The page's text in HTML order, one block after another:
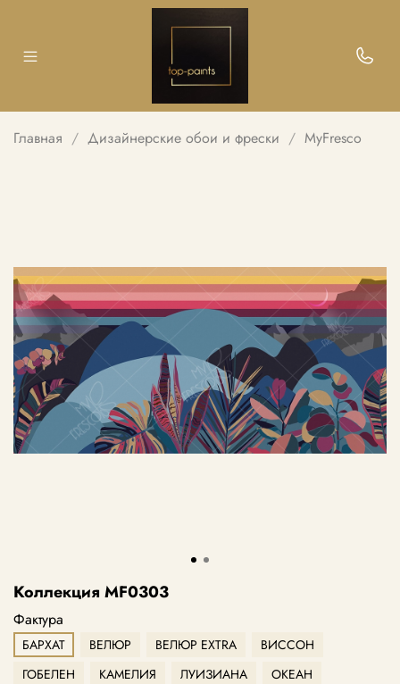
Главная Дизайнерские обои и фрески MyFresco
Коллекция MF0303
Фактура
БАРХАТ ВЕЛЮР ВЕЛЮР EXTRA
ВИССОН
ГОБЕЛЕН
КАМЕЛИЯ ЛУИЗИАНА
ОКЕАН